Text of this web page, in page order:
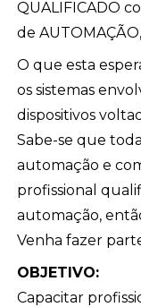
QUALIFICADO
de
O que esta
os sistemas
dispositivos
Sabe-se que
automação e
profissional
automação,
Venha fazer
OBJETIVO:
Capacitar